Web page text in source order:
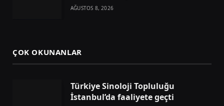
AĞUSTOS 8, 2026
ÇOK OKUNANLAR
Türkiye Sinoloji Topluluğu
İstanbul’da faaliyete geçti